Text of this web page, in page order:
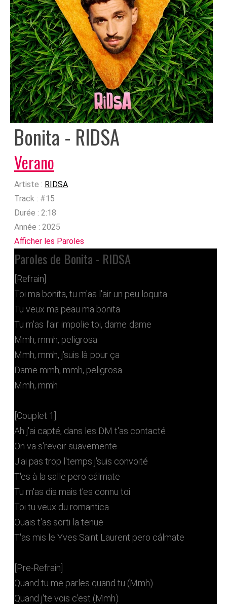
Bonita - RIDSA
Verano
Artiste : RIDSA
Track : #15
Durée : 2:18
Année : 2025
Afficher les Paroles
Paroles de Bonita - RIDSA
[Refrain]
Toi ma bonita, tu m'as l'air un peu loquita
Tu veux ma peau ma bonita
Tu m'as l'air impolie toi, dame dame
Mmh, mmh, peligrosa
Mmh, mmh, j'suis là pour ça
Dame mmh, mmh, peligrosa
Mmh, mmh
[Couplet 1]
Ah j'ai capté, dans les DM t'as contacté
On va s'revoir suavemente
J'ai pas trop l'temps j'suis convoité
T'es à la salle pero cálmate
Tu m'as dis mais t'es connu toi
Toi tu veux du romantica
Ouais t'as sorti la tenue
T'as mis le Yves Saint Laurent pero cálmate
[Pre-Refrain]
Quand tu me parles quand tu (Mmh)
Quand j'te vois c'est (Mmh)